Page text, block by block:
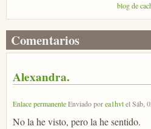
blog de
Comentarios
Alexandra.
Enlace permanenteEnviado porea1hvtelSáb,
No la he visto, pero la he sentido.